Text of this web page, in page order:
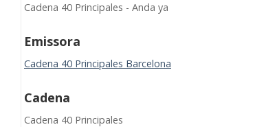
Cadena 40 Principales - Anda ya
Emissora
Cadena 40 Principales Barcelona
Cadena
Cadena 40 Principales